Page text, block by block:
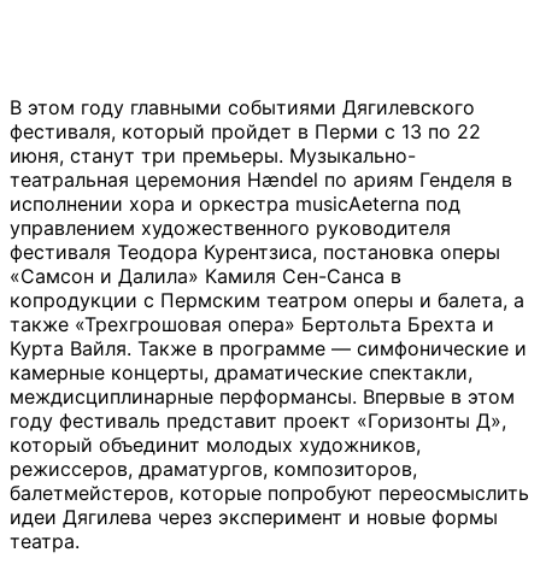
В этом году главными событиями Дягилевского
фестиваля, который пройдет в Перми с 13 по 22
июня, станут три премьеры. Музыкально-
театральная церемония Hændel по ариям Генделя в
исполнении хора и оркестра musicAeterna под
управлением художественного руководителя
фестиваля Теодора Курентзиса, постановка оперы
«Самсон и Далила» Камиля Сен-Санса в
копродукции с Пермским театром оперы и балета, а
также «Трехгрошовая опера» Бертольта Брехта и
Курта Вайля. Также в программе — симфонические и
камерные концерты, драматические спектакли,
междисциплинарные перформансы. Впервые в этом
году фестиваль представит проект «Горизонты Д»,
который объединит молодых художников,
режиссеров, драматургов, композиторов,
балетмейстеров, которые попробуют переосмыслить
идеи Дягилева через эксперимент и новые формы
театра.